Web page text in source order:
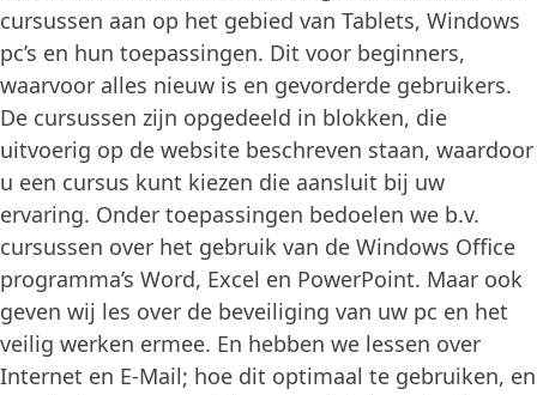
cursussen aan op het gebied van Tablets, Windows
pc’s en hun toepassingen. Dit voor beginners,
waarvoor alles nieuw is en gevorderde gebruikers.
De cursussen zijn opgedeeld in blokken, die
uitvoerig op de website beschreven staan, waardoor
u een cursus kunt kiezen die aansluit bij uw
ervaring. Onder toepassingen bedoelen we b.v.
cursussen over het gebruik van de Windows Office
programma’s Word, Excel en PowerPoint. Maar ook
geven wij les over de beveiliging van uw pc en het
veilig werken ermee. En hebben we lessen over
Internet en E-Mail; hoe dit optimaal te gebruiken, en